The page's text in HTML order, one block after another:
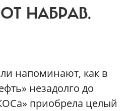
НАБРАВ.
напоминают, как в
незадолго до
приобрела целый